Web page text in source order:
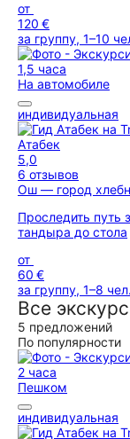
от
120 €
за группу, 1–10
1,5 часа
На автомобиле
индивидуальная
Атабек
5,0
6 отзывов
Ош — город
Проследить путь
тандыра до стола
от
60 €
за группу, 1–8 чел.
Все
5 предложений
По популярности
2 часа
Пешком
индивидуальная